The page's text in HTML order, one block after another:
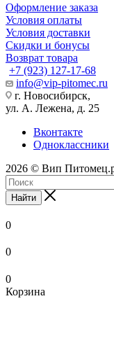
Оформление заказа
Условия оплаты
Условия доставки
Скидки и бонусы
Возврат товара
+7 (923) 127-17-68
info@vip-pitomec.ru
г. Новосибирск,
ул. А. Лежена, д. 25
Вконтакте
Одноклассники
2026 © Вип
Найти
0
0
0
Корзина